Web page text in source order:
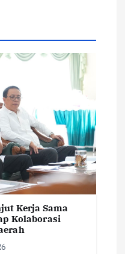
Kerja Sama
Kolaborasi